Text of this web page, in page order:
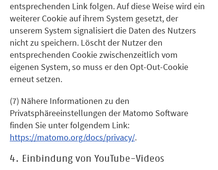
entsprechenden Link folgen. Auf diese Weise wird ein
weiterer Cookie auf ihrem System gesetzt, der
unserem System signalisiert die Daten des Nutzers
nicht zu speichern. Löscht der Nutzer den
entsprechenden Cookie zwischenzeitlich vom
eigenen System, so muss er den Opt-Out-Cookie
erneut setzen.
(7) Nähere Informationen zu den
Privatsphäreeinstellungen der Matomo Software
finden Sie unter folgendem Link:
https://matomo.org/docs/privacy/.
4. Einbindung von YouTube-Videos